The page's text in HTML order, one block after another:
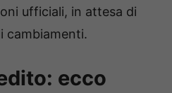
ufficiali, in attesa di
cambiamenti.
ecco